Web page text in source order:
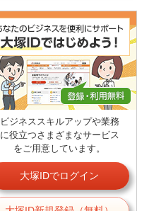
ビジネススキルアップや業務
に役立つさまざまなサービス
をご用意しています。
大塚IDでログイン